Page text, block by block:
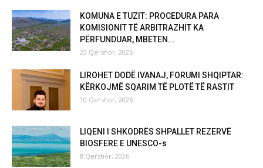
KOMUNA E TUZIT: PROCEDURA PARA
KOMISIONIT TË ARBITRAZHIT KA
PËRFUNDUAR, MBETEN...
23 Qershor, 2026
LIROHET DODË IVANAJ, FORUMI SHQIPTAR:
KËRKOJMË SQARIM TË PLOTË TË RASTIT
10 Qershor, 2026
LIQENI I SHKODRËS SHPALLET REZERVË
BIOSFERE E UNESCO-s
8 Qershor, 2026